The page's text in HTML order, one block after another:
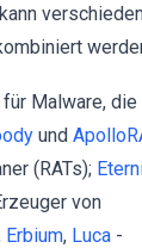
Malware, die
und
(RATs);
von
Erbium, Luca -